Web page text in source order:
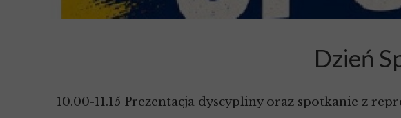
Dzień
10.00-11.15 Prezentacja dyscypliny oraz spotkanie z